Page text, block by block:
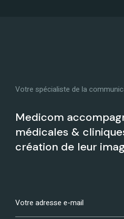
Votre spécialiste de la
Medicom
médicales &
création de leur